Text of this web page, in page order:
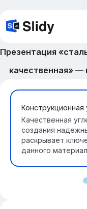
Презентация
качественная»
Конструкционная
Качественная
создания
раскрывает
данного